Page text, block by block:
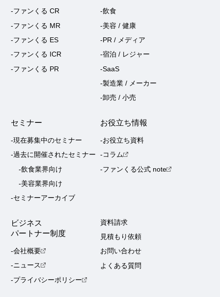
-ファンくる CR
-ファンくる MR
-ファンくる ES
-ファンくる ICR
-ファンくる PR
-飲食
-美容 / 健康
-PR / メディア
-宿泊 / レジャー
-SaaS
-製造業 / メーカー
-卸売 / 小売
セミナー
-現在募集中のセミナー
-過去に開催されたセミナー
-飲食業界向け
-美容業界向け
-セミナーアーカイブ
お役立ち情報
-お役立ち資料
-コラム
-ファンくる公式 note
ビジネス
パートナー制度
-会社概要
-ニュース
-プライバシーポリシー
資料請求
見積もり依頼
お問い合わせ
よくある質問